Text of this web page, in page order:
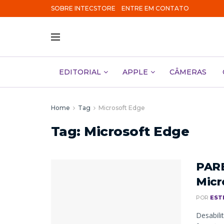
SOBRE INTECSTORE ENTRE EM CONTATO
EDITORIAL APPLE CÂMERAS
Home Tag Microsoft Edge
Tag: Microsoft Edge
POR